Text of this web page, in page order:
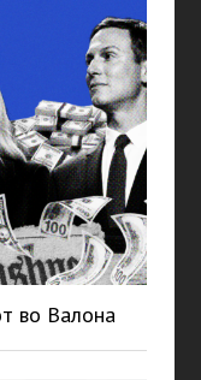
во Валона